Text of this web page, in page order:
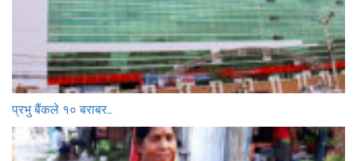
प्रभु बैंकले १० बराबर…